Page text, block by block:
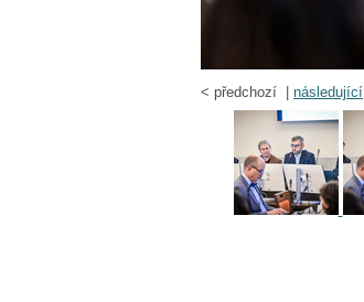
< předchozí | následující